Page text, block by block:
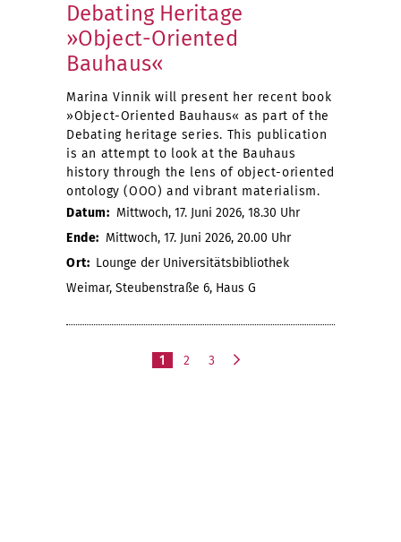
Debating Heritage
»Object-Oriented
Bauhaus«
Marina Vinnik will present her recent book
»Object-Oriented Bauhaus« as part of the
Debating heritage series. This publication
is an attempt to look at the Bauhaus
history through the lens of object-oriented
ontology (OOO) and vibrant materialism.
Datum: Mittwoch, 17. Juni 2026, 18.30 Uhr
Ende: Mittwoch, 17. Juni 2026, 20.00 Uhr
Ort: Lounge der Universitätsbibliothek
Weimar, Steubenstraße 6, Haus G
1 2
3